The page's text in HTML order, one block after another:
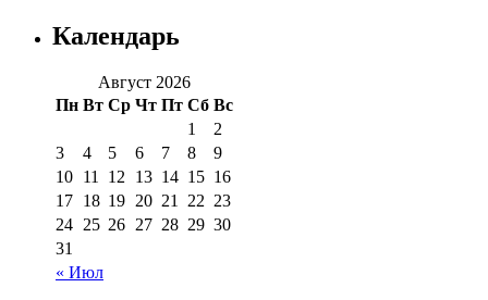
Календарь
Август 2026
Пн Вт Ср Чт Пт Сб Вс
« Июл
1
2
3
4 5 6 7 8
9
10 11 12 13 14 15 16
17 18 19 20 21 22 23
24 25 26 27 28 29 30
31